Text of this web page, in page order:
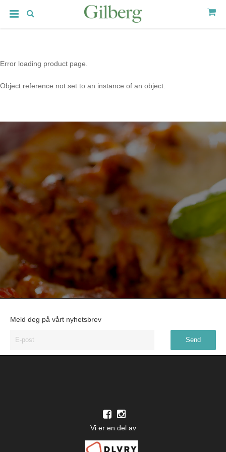
Error loading product page.
Object reference not set to an instance of an object.
Meld deg på vårt nyhetsbrev
Vi er en del av